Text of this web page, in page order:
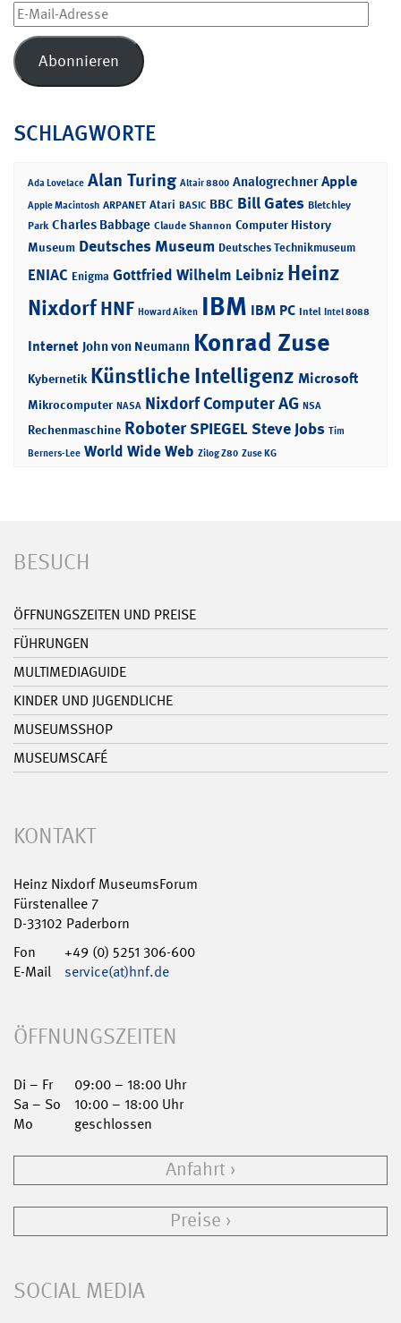
E-
Mail-
Adresse
Abonnieren
SCHLAGWORTE
Ada Lovelace Alan Turing Altair 8800 Analogrechner Apple
Apple Macintosh ARPANET Atari BASIC BBC Bill Gates Bletchley
Park Charles Babbage Claude Shannon Computer History
Museum Deutsches Museum Deutsches Technikmuseum
ENIAC Enigma Gottfried Wilhelm Leibniz Heinz
NixdorfHNF Howard Aiken IBM IBM PC Intel Intel 8088
Internet John von Neumann Konrad Zuse
Kybernetik Künstliche Intelligenz Microsoft
Mikrocomputer NASA Nixdorf Computer AG NSA
Rechenmaschine RoboterSPIEGELSteve Jobs Tim
Berners-Lee World Wide Web Zilog Z80 Zuse KG
BESUCH
ÖFFNUNGSZEITEN UND PREISE
FÜHRUNGEN
MULTIMEDIAGUIDE
KINDER UND JUGENDLICHE
MUSEUMSSHOP
MUSEUMSCAFÉ
KONTAKT
Heinz Nixdorf MuseumsForum
Fürstenallee 7
D-33102 Paderborn
Fon
+49 (0) 5251 306-600
E-Mail
service(at)hnf.de
ÖFFNUNGSZEITEN
Di – Fr
09:00 – 18:00 Uhr
Sa – So
10:00 – 18:00 Uhr
Mo
geschlossen
Anfahrt
Preise
SOCIAL MEDIA